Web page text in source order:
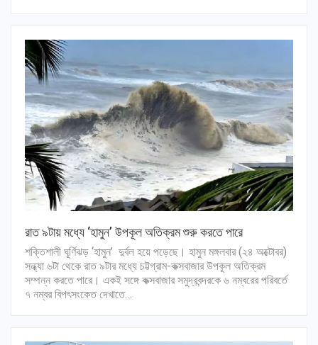
রাত ৯টায় মধ্যে ‘হামুন’ উপকূল অতিক্রম শুরু করতে পারে
শক্তিশালী ঘূর্ণিঝড় ‘হামুন’ দুর্বল হয়ে পড়েছে। হামুন মঙ্গলবার (২৪ অক্টোবর)
সন্ধ্যা ৬টা থেকে রাত ৯টার মধ্যে চট্টগ্রাম-কক্সবাজার উপকূল অতিক্রম
সম্পন্ন করতে পারে। একই সঙ্গে কক্সবাজার সমুদ্রবন্দরকে ৬ নম্বরের পরিবর্তে
৭ নম্বর বিপৎসংকেত দেখাতে…